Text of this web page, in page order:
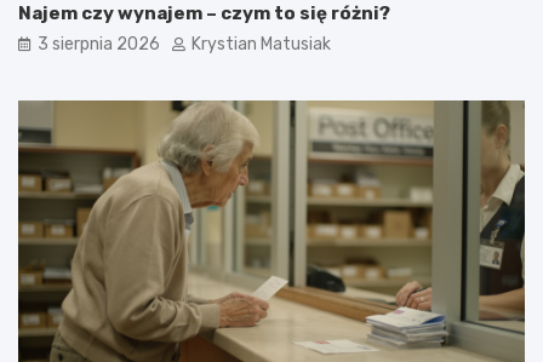
Najem czy wynajem – czym to się różni?
3 sierpnia 2026 Krystian Matusiak